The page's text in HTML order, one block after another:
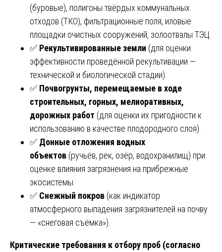
(буровые), полигоны твёрдых коммунальных
отходов (ТКО), фильтрационные поля, иловые
площадки очистных сооружений, золоотвалы ТЭЦ.
✅ Рекультивированные земли (для оценки
эффективности проведённой рекультивации —
технической и биологической стадии).
✅ Почвогрунты, перемещаемые в ходе
строительных, горных, мелиоративных,
дорожных работ (для оценки их пригодности к
использованию в качестве плодородного слоя).
✅ Донные отложения водных
объектов (ручьёв, рек, озёр, водохранилищ) при
оценке влияния загрязнения на прибрежные
экосистемы.
✅ Снежный покров (как индикатор
атмосферного выпадения загрязнителей на почву
— «снеговая съёмка»).
Критические требования к отбору проб (согласно